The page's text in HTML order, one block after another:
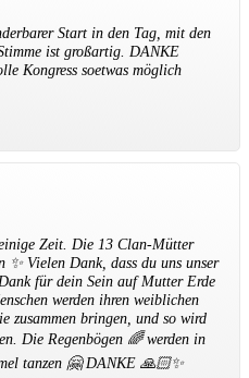
Start in den Tag, mit den
ist großartig. DANKE
Kongress soetwas möglich
Zeit. Die 13 Clan-Mütter
✨ Vielen Dank, dass du uns unser
für dein Sein auf Mutter Erde
werden ihren weiblichen
zusammen bringen, und so wird
Die Regenbögen 🌈 werden in
tanzen 🤗 DANKE 🙏🏻✨